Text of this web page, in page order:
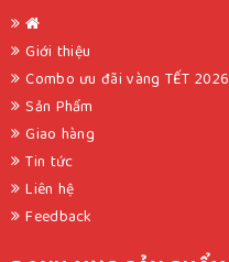
Giới thiệu
Combo ưu đãi vàng TẾT 2026
Sản Phẩm
Giao hàng
Tin tức
Liên hệ
Feedback